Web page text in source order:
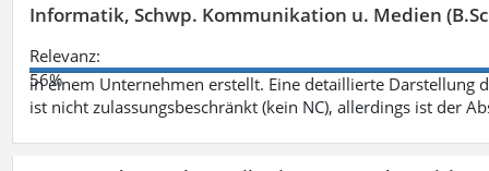
Informatik, Schwp. Kommunikation u. Medien
Relevanz:
56%
in einem Unternehmen erstellt. Eine detaillierte Darstellung
ist nicht zulassungsbeschränkt (kein NC), allerdings ist der